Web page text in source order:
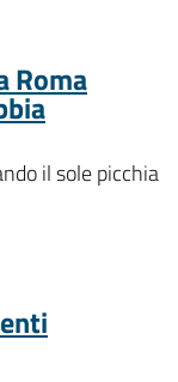
Roma
il sole picchia